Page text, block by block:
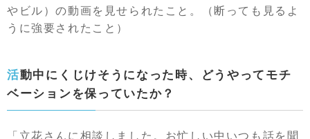
やビル）の動画を見せられたこと。（断っても見るよ
うに強要されたこと）
活動中にくじけそうになった時、どうやってモチ
ベーションを保っていたか？
「立花さんに相談しました。お忙しい中いつも話を聞